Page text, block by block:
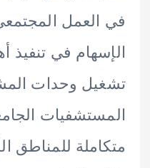
المجتمعي،
في تنفيذ أهداف
وحدات المشورة
الجامعية،
للمناطق الأكثر